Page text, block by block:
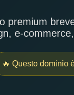
premium
e-
🔥 Questo dominio